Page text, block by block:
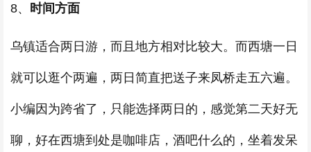
8、 时间方面
乌镇适合两日游，而且地方相对比较大。而西塘一日
就可以逛个两遍，两日简直把送子来凤桥走五六遍。
小编因为跨省了，只能选择两日的，感觉第二天好无
聊，好在西塘到处是咖啡店，酒吧什么的，坐着发呆